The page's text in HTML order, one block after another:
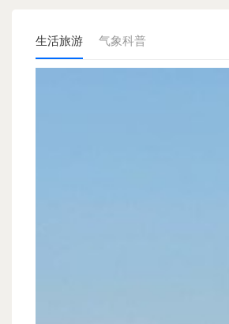
生活旅游 气象科普